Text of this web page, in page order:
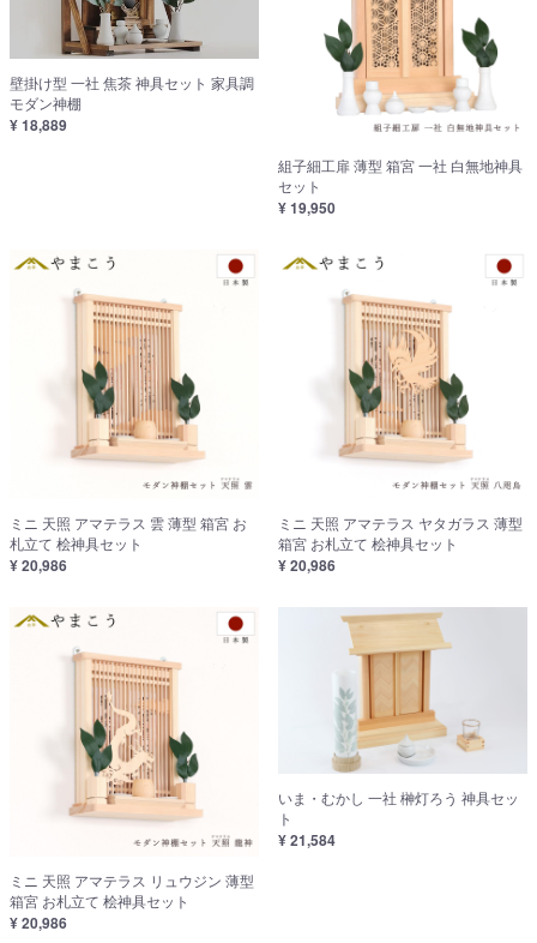
壁掛け型 一社 焦茶 神具セット 家具調
モダン神棚
¥ 18,889
組子細工扉 薄型 箱宮 一社 白無地神具
セット
¥ 19,950
ミニ 天照 アマテラス 雲 薄型 箱宮 お
札立て 桧神具セット
¥ 20,986
ミニ 天照 アマテラス ヤタガラス 薄型
箱宮 お札立て 桧神具セット
¥ 20,986
ミニ 天照 アマテラス リュウジン 薄型
箱宮 お札立て 桧神具セット
¥ 20,986
いま・むかし 一社 榊灯ろう 神具セッ
ト
¥ 21,584